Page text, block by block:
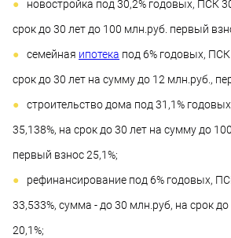
новостройка под 30,2% годовых, ПСК
срок до 30 лет до 100 млн.руб. первый
семейная ипотека под 6% годовых,
срок до 30 лет на сумму до 12 млн.руб.,
строительство дома под 31,1%
35,138%, на срок до 30 лет на сумму до
первый взнос 25,1%;
рефинансирование под 6% годовых,
33,533%, сумма - до 30 млн.руб, на срок
20,1%;